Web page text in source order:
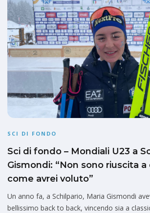
SCI DI FONDO
Sci di fondo – Mondiali U23 a
Gismondi: “Non sono riuscita
come avrei voluto”
Un anno fa, a Schilpario, Maria Gismondi
bellissimo back to back, vincendo sia a